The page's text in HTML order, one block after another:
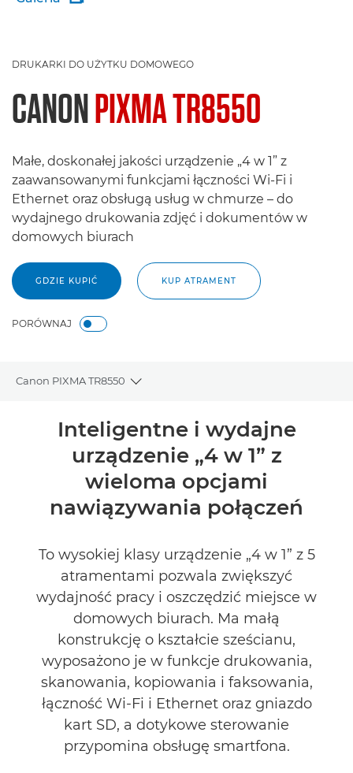
DRUKARKI DO UŻYTKU DOMOWEGO
CANONPIXMA TR8550
Małe, doskonałej jakości urządzenie „4 w 1” z
zaawansowanymi funkcjami łączności Wi-Fi i
Ethernet oraz obsługą usług w chmurze – do
wydajnego drukowania zdjęć i dokumentów w
domowych biurach
GDZIE KUPIĆ KUP ATRAMENT
PORÓWNAJ
Canon PIXMA TR8550
Toggle breadcrumbs
Wprowadzenie
Dane techniczne
Pomoc techniczna
Inteligentne i wydajne
urządzenie „4 w 1” z
wieloma opcjami
nawiązywania połączeń
To wysokiej klasy urządzenie „4 w 1” z 5
atramentami pozwala zwiększyć
wydajność pracy i oszczędzić miejsce w
domowych biurach. Ma małą
konstrukcję o kształcie sześcianu,
wyposażono je w funkcje drukowania,
skanowania, kopiowania i faksowania,
łączność Wi-Fi i Ethernet oraz gniazdo
kart SD, a dotykowe sterowanie
przypomina obsługę smartfona.